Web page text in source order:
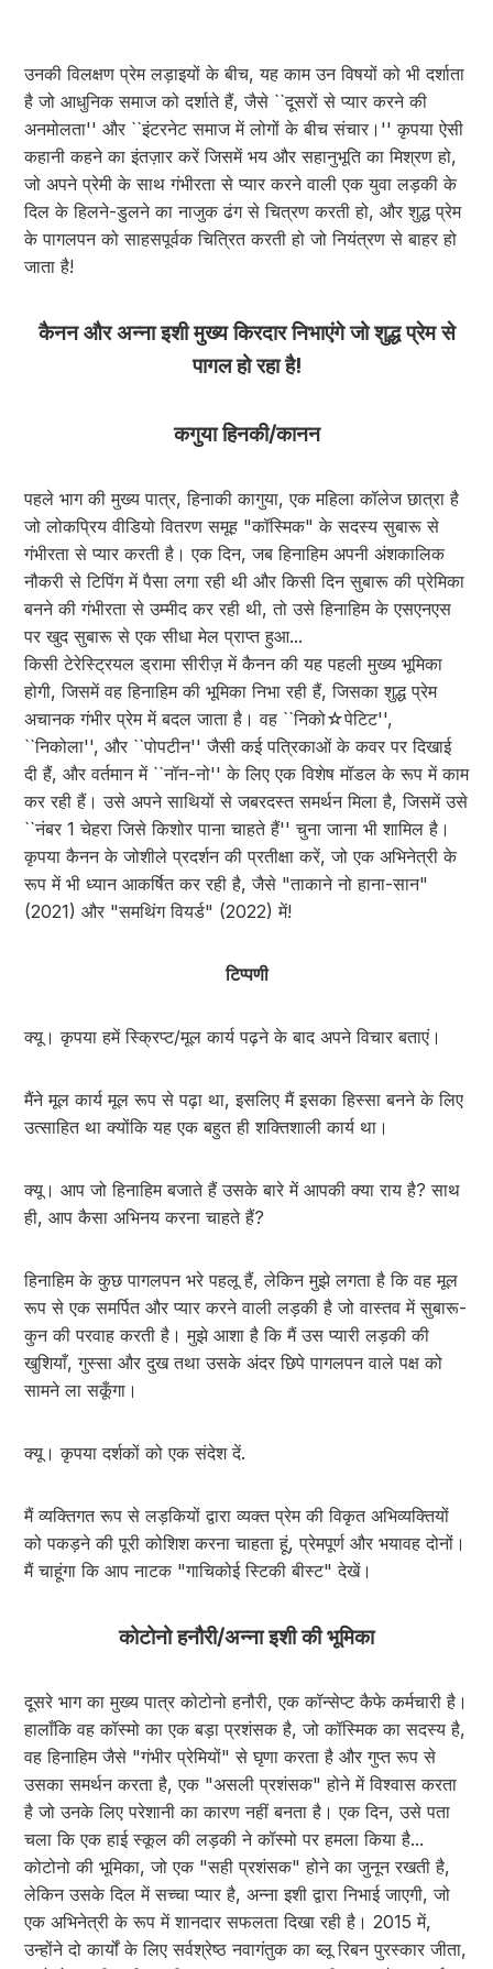
उनकी विलक्षण प्रेम लड़ाइयों के बीच, यह काम उन विषयों को भी दर्शाता
है जो आधुनिक समाज को दर्शाते हैं, जैसे ``दूसरों से प्यार करने की
अनमोलता'' और ``इंटरनेट समाज में लोगों के बीच संचार।'' कृपया ऐसी
कहानी कहने का इंतज़ार करें जिसमें भय और सहानुभूति का मिश्रण हो,
जो अपने प्रेमी के साथ गंभीरता से प्यार करने वाली एक युवा लड़की के
दिल के हिलने-डुलने का नाजुक ढंग से चित्रण करती हो, और शुद्ध प्रेम
के पागलपन को साहसपूर्वक चित्रित करती हो जो नियंत्रण से बाहर हो
जाता है!​
कैनन और अन्ना इशी मुख्य किरदार निभाएंगे जो शुद्ध प्रेम से
पागल हो रहा है!
कगुया हिनकी/कानन
पहले भाग की मुख्य पात्र, हिनाकी कागुया, एक महिला कॉलेज छात्रा है
जो लोकप्रिय वीडियो वितरण समूह "कॉस्मिक" के सदस्य सुबारू से
गंभीरता से प्यार करती है। एक दिन, जब हिनाहिम अपनी अंशकालिक
नौकरी से टिपिंग में पैसा लगा रही थी और किसी दिन सुबारू की प्रेमिका
बनने की गंभीरता से उम्मीद कर रही थी, तो उसे हिनाहिम के एसएनएस
पर खुद सुबारू से एक सीधा मेल प्राप्त हुआ...
किसी टेरेस्ट्रियल ड्रामा सीरीज़ में कैनन की यह पहली मुख्य भूमिका
होगी, जिसमें वह हिनाहिम की भूमिका निभा रही हैं, जिसका शुद्ध प्रेम
अचानक गंभीर प्रेम में बदल जाता है। वह ``निको☆पेटिट'',
``निकोला'', और ``पोपटीन'' जैसी कई पत्रिकाओं के कवर पर दिखाई
दी हैं, और वर्तमान में ``नॉन-नो'' के लिए एक विशेष मॉडल के रूप में काम
कर रही हैं। उसे अपने साथियों से जबरदस्त समर्थन मिला है, जिसमें उसे
``नंबर 1 चेहरा जिसे किशोर पाना चाहते हैं'' चुना जाना भी शामिल है।
कृपया कैनन के जोशीले प्रदर्शन की प्रतीक्षा करें, जो एक अभिनेत्री के
रूप में भी ध्यान आकर्षित कर रही है, जैसे "ताकाने नो हाना-सान"
(2021) और "समथिंग वियर्ड" (2022) में!
टिप्पणी
क्यू। कृपया हमें स्क्रिप्ट/मूल कार्य पढ़ने के बाद अपने विचार बताएं।
मैंने मूल कार्य मूल रूप से पढ़ा था, इसलिए मैं इसका हिस्सा बनने के लिए
उत्साहित था क्योंकि यह एक बहुत ही शक्तिशाली कार्य था।
क्यू। आप जो हिनाहिम बजाते हैं उसके बारे में आपकी क्या राय है? साथ
ही, आप कैसा अभिनय करना चाहते हैं?
हिनाहिम के कुछ पागलपन भरे पहलू हैं, लेकिन मुझे लगता है कि वह मूल
रूप से एक समर्पित और प्यार करने वाली लड़की है जो वास्तव में सुबारू-
कुन की परवाह करती है। मुझे आशा है कि मैं उस प्यारी लड़की की
खुशियाँ, गुस्सा और दुख तथा उसके अंदर छिपे पागलपन वाले पक्ष को
सामने ला सकूँगा।
क्यू। कृपया दर्शकों को एक संदेश दें.
मैं व्यक्तिगत रूप से लड़कियों द्वारा व्यक्त प्रेम की विकृत अभिव्यक्तियों
को पकड़ने की पूरी कोशिश करना चाहता हूं, प्रेमपूर्ण और भयावह दोनों।
मैं चाहूंगा कि आप नाटक "गाचिकोई स्टिकी बीस्ट" देखें।
कोटोनो हनौरी/अन्ना इशी की भूमिका
दूसरे भाग का मुख्य पात्र कोटोनो हनौरी, एक कॉन्सेप्ट कैफे कर्मचारी है।
हालाँकि वह कॉस्मो का एक बड़ा प्रशंसक है, जो कॉस्मिक का सदस्य है,
वह हिनाहिम जैसे "गंभीर प्रेमियों" से घृणा करता है और गुप्त रूप से
उसका समर्थन करता है, एक "असली प्रशंसक" होने में विश्वास करता
है जो उनके लिए परेशानी का कारण नहीं बनता है। एक दिन, उसे पता
चला कि एक हाई स्कूल की लड़की ने कॉस्मो पर हमला किया है...
कोटोनो की भूमिका, जो एक "सही प्रशंसक" होने का जुनून रखती है,
लेकिन उसके दिल में सच्चा प्यार है, अन्ना इशी द्वारा निभाई जाएगी, जो
एक अभिनेत्री के रूप में शानदार सफलता दिखा रही है। 2015 में,
उन्होंने दो कार्यों के लिए सर्वश्रेष्ठ नवागंतुक का ब्लू रिबन पुरस्कार जीता,